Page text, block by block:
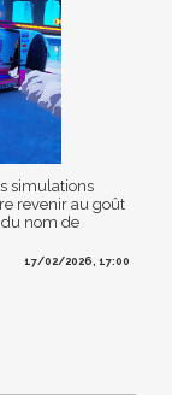
simulations
revenir au goût
nom de
17/02/2026, 17:00